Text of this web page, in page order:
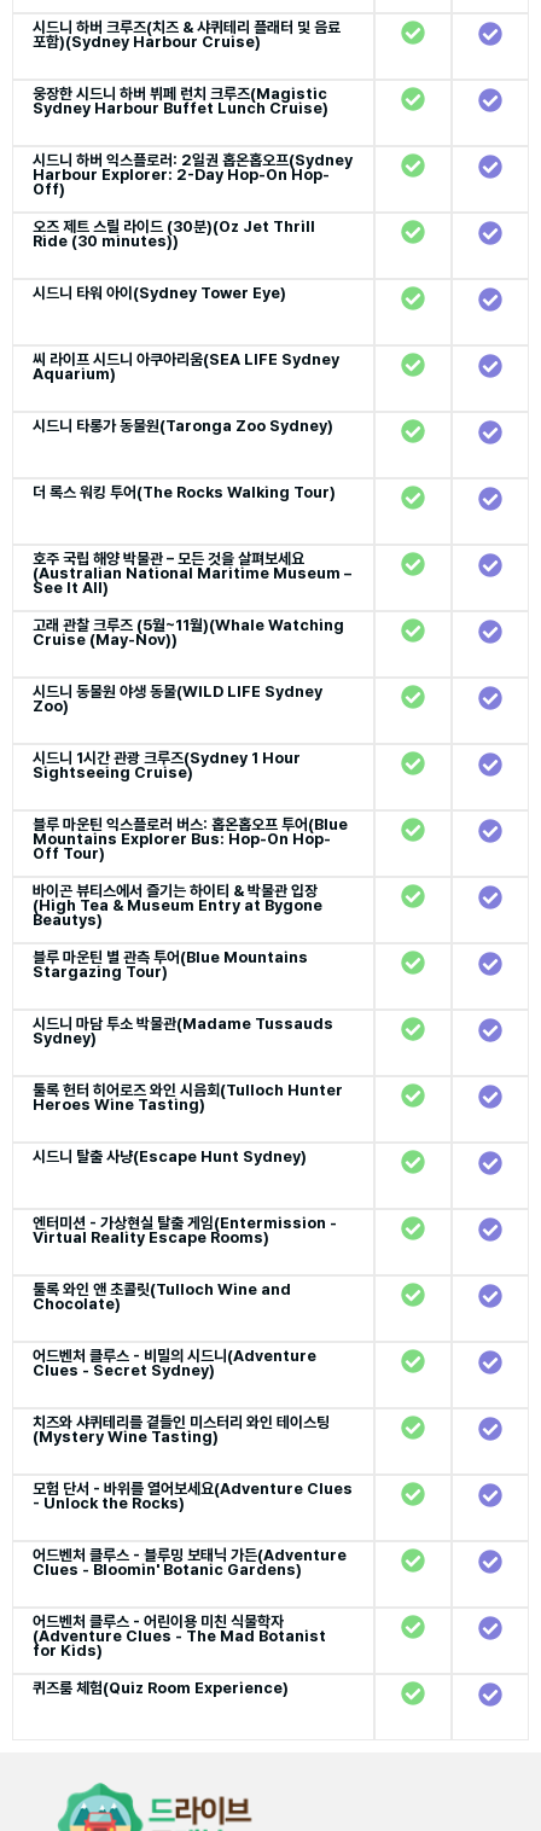
시드니 하버 크루즈(치즈 & 샤퀴테리 플래터 및 음료
포함)(Sydney Harbour Cruise)
웅장한 시드니 하버 뷔페 런치 크루즈(Magistic
Sydney Harbour Buffet Lunch Cruise)
시드니 하버 익스플로러: 2일권 홉온홉오프(Sydney
Harbour Explorer: 2-Day Hop-On Hop-
Off)
오즈 제트 스릴 라이드 (30분)(Oz Jet Thrill
Ride (30 minutes))
시드니 타워 아이(Sydney Tower Eye)
씨 라이프 시드니 아쿠아리움(SEA LIFE Sydney
Aquarium)
시드니 타롱가 동물원(Taronga Zoo Sydney)
더 록스 워킹 투어(The Rocks Walking Tour)
호주 국립 해양 박물관 – 모든 것을 살펴보세요
(Australian National Maritime Museum –
See It All)
고래 관찰 크루즈 (5월~11월)(Whale Watching
Cruise (May-Nov))
시드니 동물원 야생 동물(WILD LIFE Sydney
Zoo)
시드니 1시간 관광 크루즈(Sydney 1 Hour
Sightseeing Cruise)
블루 마운틴 익스플로러 버스: 홉온홉오프 투어(Blue
Mountains Explorer Bus: Hop-On Hop-
Off Tour)
바이곤 뷰티스에서 즐기는 하이티 & 박물관 입장
(High Tea & Museum Entry at Bygone
Beautys)
블루 마운틴 별 관측 투어(Blue Mountains
Stargazing Tour)
시드니 마담 투소 박물관(Madame Tussauds
Sydney)
툴록 헌터 히어로즈 와인 시음회(Tulloch Hunter
Heroes Wine Tasting)
시드니 탈출 사냥(Escape Hunt Sydney)
엔터미션 - 가상현실 탈출 게임(Entermission -
Virtual Reality Escape Rooms)
툴록 와인 앤 초콜릿(Tulloch Wine and
Chocolate)
어드벤처 클루스 - 비밀의 시드니(Adventure
Clues - Secret Sydney)
치즈와 샤퀴테리를 곁들인 미스터리 와인 테이스팅
(Mystery Wine Tasting)
모험 단서 - 바위를 열어보세요(Adventure Clues
- Unlock the Rocks)
어드벤처 클루스 - 블루밍 보태닉 가든(Adventure
Clues - Bloomin' Botanic Gardens)
어드벤처 클루스 - 어린이용 미친 식물학자
(Adventure Clues - The Mad Botanist
for Kids)
퀴즈룸 체험(Quiz Room Experience)